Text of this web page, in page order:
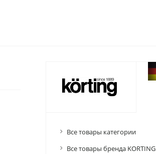
Все товары категории
Все товары бренда KORTING